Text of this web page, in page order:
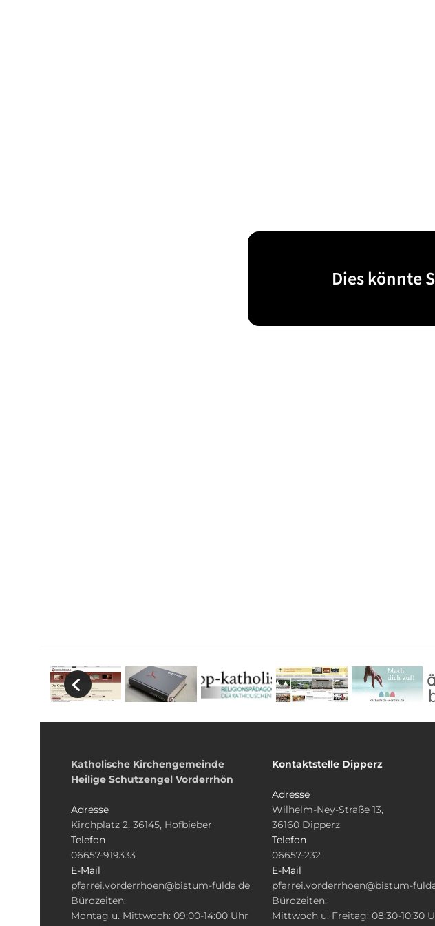
Dies könnte
Katholische Kirchengemeinde
Heilige Schutzengel Vorderrhön
Adresse
Kirchplatz 2, 36145, Hofbieber
Telefon
06657-919333
E-Mail
pfarrei.vorderrhoen@bistum-fulda.de
Bürozeiten:
Montag u. Mittwoch: 09:00-14:00 Uhr
Kontaktstelle Dipperz
Adresse
Wilhelm-Ney-Straße 13,
36160 Dipperz
Telefon
06657-232
E-Mail
pfarrei.vorderrhoen@bistum-
Bürozeiten:
Mittwoch u. Freitag: 08:30-10:30